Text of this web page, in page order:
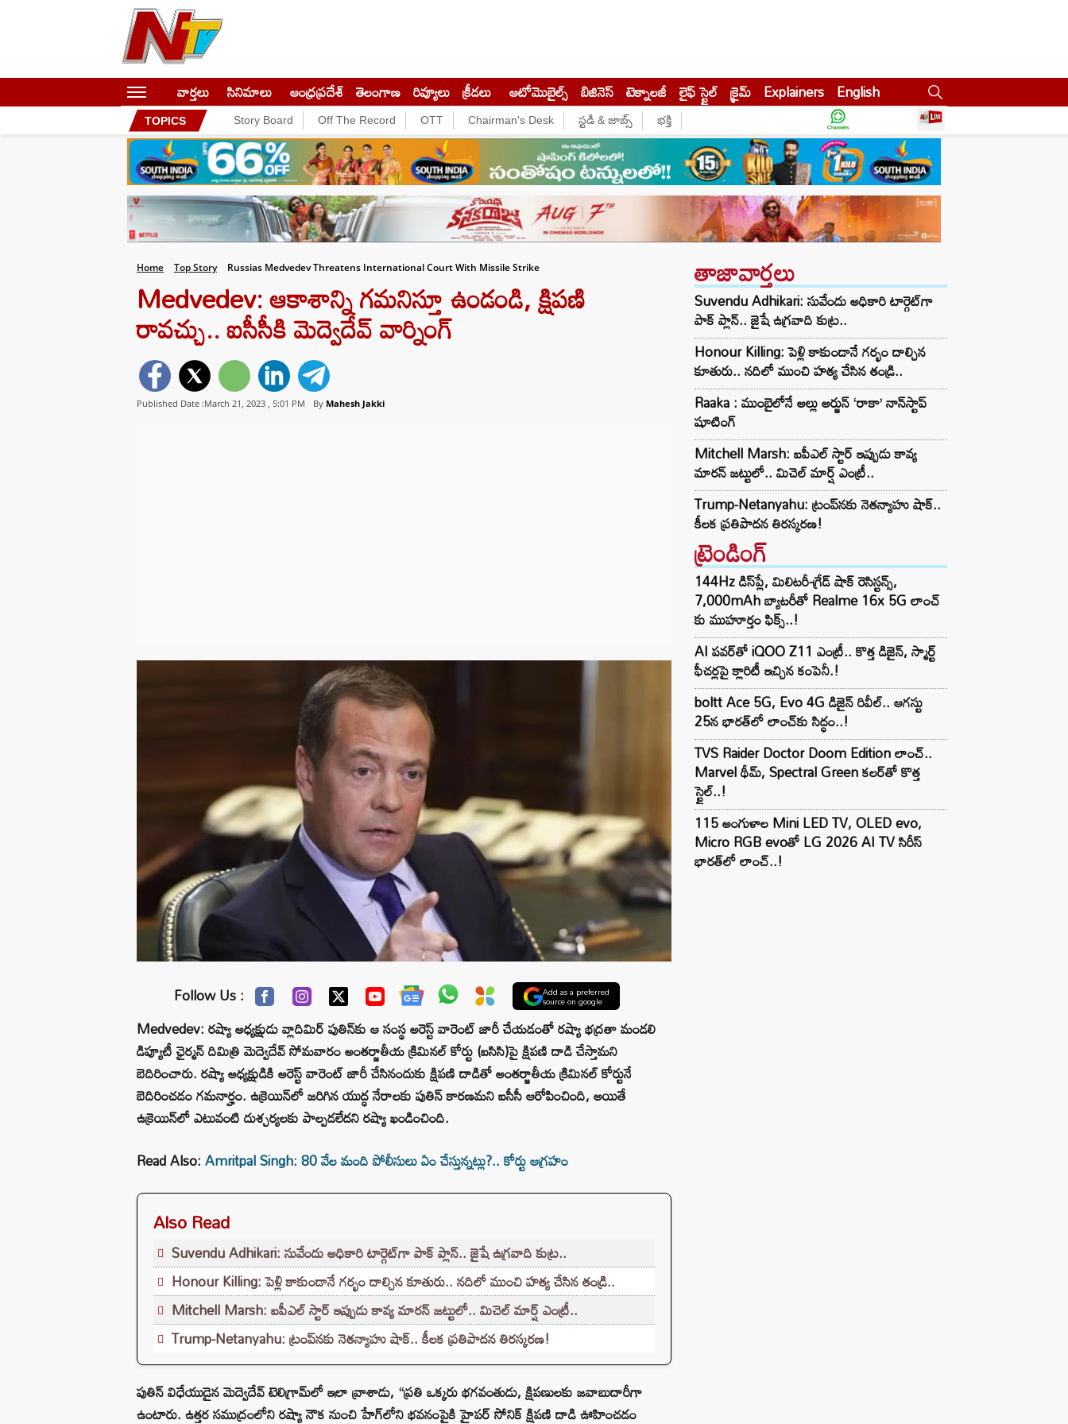
వార్తలు సినిమాలు ఆంధ్రప్రదేశ్ తెలంగాణ రివ్యూలు క్రీడలు ఆటోమొబైల్స్ బిజినెస్‌ టెక్నాలజీ లైఫ్ స్టైల్ క్రైమ్ Explainers English
TOPICS Story Board Off The Record OTT Chairman's Desk స్టడీ & జాబ్స్ భక్తి
Home Top Story Russias Medvedev Threatens International Court With Missile Strike
Medvedev: ఆకాశాన్ని గమనిస్తూ ఉండండి, క్షిపణి
రావచ్చు.. ఐసీసీకి మెద్వెదేవ్‌ వార్నింగ్
Published Date :March 21, 2023 , 5:01 PM By Mahesh Jakki
Follow Us : Add as a preferred
source on google
Medvedev: రష్యా అధ్యక్షుడు వ్లాదిమిర్ పుతిన్‌కు ఆ సంస్థ అరెస్ట్ వారెంట్ జారీ చేయడంతో రష్యా భద్రతా మండలి
డిప్యూటీ ఛైర్మన్ దిమిత్రి మెద్వెదేవ్ సోమవారం అంతర్జాతీయ క్రిమినల్ కోర్టు (ఐసిసి)పై క్షిపణి దాడి చేస్తామని
బెదిరించారు. రష్యా అధ్యక్షుడికి అరెస్ట్ వారెంట్ జారీ చేసినందుకు క్షిపణి దాడితో అంతర్జాతీయ క్రిమినల్ కోర్టునే
బెదిరించడం గమనార్హం. ఉక్రెయిన్‌లో జరిగిన యుద్ధ నేరాలకు పుతిన్ కారణమని ఐసీసీ ఆరోపించింది, అయితే
ఉక్రెయిన్‌లో ఎటువంటి దుశ్చర్యలకు పాల్పడలేదని రష్యా ఖండించింది.
Read Also:Amritpal Singh: 80 వేల మంది పోలీసులు ఏం చేస్తున్నట్లు?.. కోర్టు ఆగ్రహం
Also Read
Suvendu Adhikari: సువేందు అధికారి టార్గెట్‌గా పాక్ ప్లాన్.. జైషే ఉగ్రవాది కుట్ర..
Honour Killing: పెళ్లి కాకుండానే గర్భం దాల్చిన కూతురు.. నదిలో ముంచి హత్య చేసిన తండ్రి..
Mitchell Marsh: ఐపీఎల్ స్టార్ ఇప్పుడు కావ్య మారన్ జట్టులో.. మిచెల్ మార్ష్ ఎంట్రీ..
Trump-Netanyahu: ట్రంప్‌నకు నెతన్యాహు షాక్.. కీలక ప్రతిపాదన తిరస్కరణ!
పుతిన్ విధేయుడైన మెద్వెదేవ్ టెలిగ్రామ్‌లో ఇలా వ్రాశాడు, “ప్రతి ఒక్కరు భగవంతుడు, క్షిపణులకు జవాబుదారీగా
ఉంటారు. ఉత్తర సముద్రంలోని రష్యా నౌక నుంచి హేగ్‌లోని భవనంపైకి హైపర్‌ సోనిక్‌ క్షిపణి దాడి ఊహించడం
తాజావార్తలు
Suvendu Adhikari: సువేందు అధికారి టార్గెట్‌గా
పాక్ ప్లాన్.. జైషే ఉగ్రవాది కుట్ర..
Honour Killing: పెళ్లి కాకుండానే గర్భం దాల్చిన
కూతురు.. నదిలో ముంచి హత్య చేసిన తండ్రి..
Raaka : ముంబైలోనే అల్లు అర్జున్ ‘రాకా’ నాన్‌స్టాప్
షూటింగ్
Mitchell Marsh: ఐపీఎల్ స్టార్ ఇప్పుడు కావ్య
మారన్ జట్టులో.. మిచెల్ మార్ష్ ఎంట్రీ..
Trump-Netanyahu: ట్రంప్‌నకు నెతన్యాహు షాక్..
కీలక ప్రతిపాదన తిరస్కరణ!
ట్రెండింగ్‌
144Hz డిస్‌ప్లే, మిలిటరీ-గ్రేడ్ షాక్ రెసిస్టన్స్,
7,000mAh బ్యాటరీతో Realme 16x 5G లాంచ్
కు ముహూర్తం ఫిక్స్..!
AI పవర్‌తో iQOO Z11 ఎంట్రీ.. కొత్త డిజైన్, స్మార్ట్
ఫీచర్లపై క్లారిటీ ఇచ్చిన కంపెనీ.!
boltt Ace 5G, Evo 4G డిజైన్ రివీల్.. ఆగస్టు
25న భారత్‌లో లాంచ్‌కు సిద్ధం..!
TVS Raider Doctor Doom Edition లాంచ్..
Marvel థీమ్, Spectral Green కలర్‌తో కొత్త
స్టైల్..!
115 అంగుళాల Mini LED TV, OLED evo,
Micro RGB evoతో LG 2026 AI TV సిరీస్
భారత్‌లో లాంచ్..!